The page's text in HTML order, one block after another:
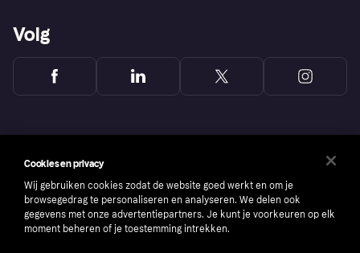
Volg
Cookies en privacy
Wij gebruiken cookies zodat de website goed werkt en om je
browsegedrag te personaliseren en analyseren. We delen ook
gegevens met onze advertentiepartners. Je kunt je voorkeuren op elk
moment beheren of je toestemming intrekken.